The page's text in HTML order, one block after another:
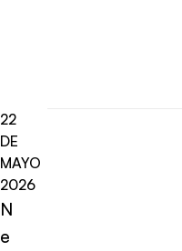
22
DE
MAYO
2026
N
e